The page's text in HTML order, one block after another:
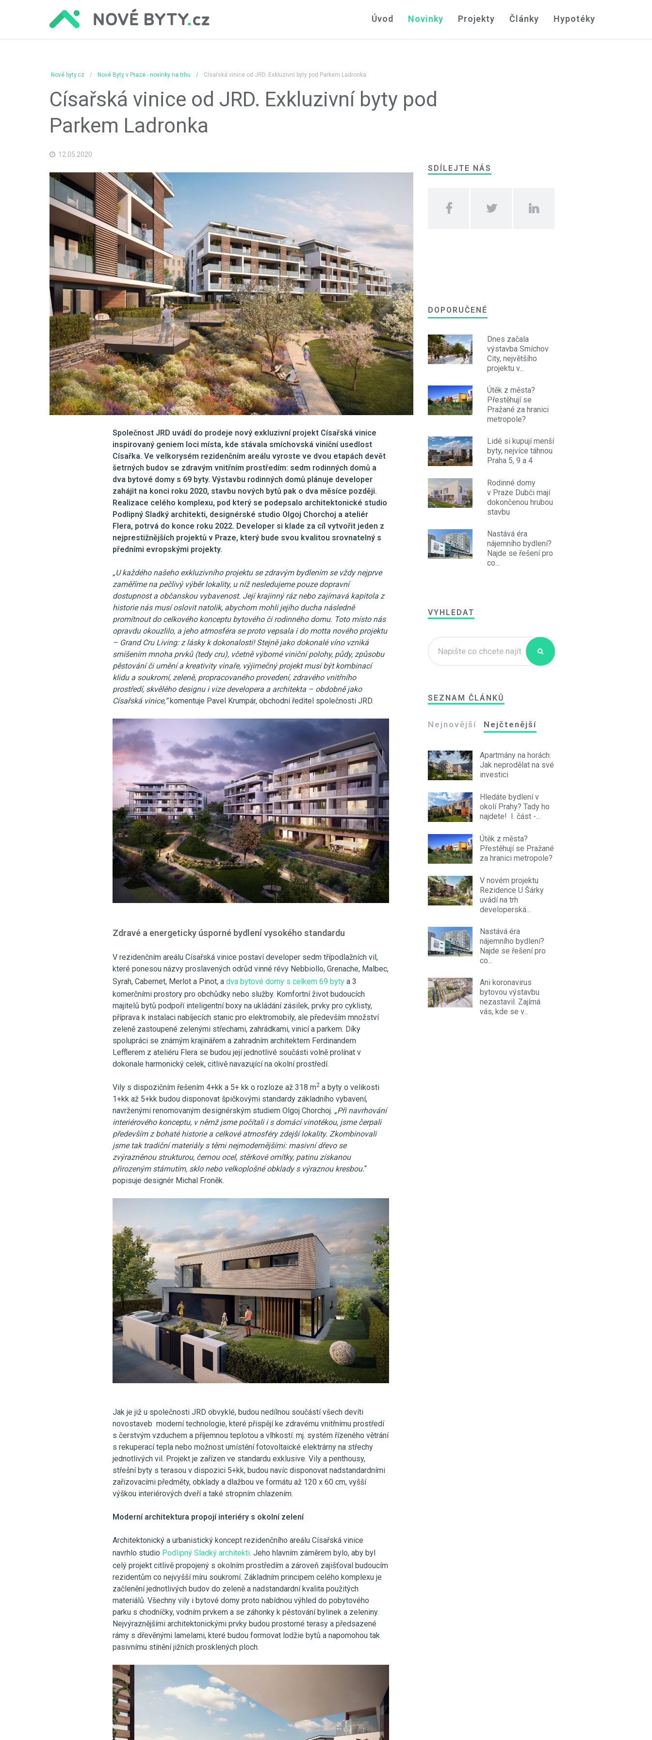
Úvod Novinky Projekty Články Hypotéky
Nové byty.cz Nové Byty v Praze - novinky na trhu Císařská vinice od JRD. Exkluzivní byty pod Parkem Ladronka
Císařská vinice od JRD. Exkluzivní byty pod
Parkem Ladronka
12.05.2020
Společnost JRD uvádí do prodeje nový exkluzivní projekt Císařská vinice
inspirovaný geniem loci místa, kde stávala smíchovská viniční usedlost
Císařka. Ve velkorysém rezidenčním areálu vyroste ve dvou etapách devět
šetrných budov se zdravým vnitřním prostředím: sedm rodinných domů a
dva bytové domy s 69 byty. Výstavbu rodinných domů plánuje developer
zahájit na konci roku 2020, stavbu nových bytů pak o dva měsíce později.
Realizace celého komplexu, pod který se podepsalo architektonické studio
Podlipný Sladký architekti, designérské studio Olgoj Chorchoj a ateliér
Flera, potrvá do konce roku 2022. Developer si klade za cíl vytvořit jeden z
nejprestižnějších projektů v Praze, který bude svou kvalitou srovnatelný s
předními evropskými projekty.
„U každého našeho exkluzivního projektu se zdravým bydlením se vždy nejprve
zaměříme na pečlivý výběr lokality, u níž nesledujeme pouze dopravní
dostupnost a občanskou vybavenost. Její krajinný ráz nebo zajímavá kapitola z
historie nás musí oslovit natolik, abychom mohli jejího ducha následně
promítnout do celkového konceptu bytového či rodinného domu. Toto místo nás
opravdu okouzlilo, a jeho atmosféra se proto vepsala i do motta nového projektu
– Grand Cru Living: z lásky k dokonalosti! Stejně jako dokonalé víno vzniká
smíšením mnoha prvků (tedy cru), včetně výborné viniční polohy, půdy, způsobu
pěstování či umění a kreativity vinaře, výjimečný projekt musí být kombinací
klidu a soukromí, zeleně, propracovaného provedení, zdravého vnitřního
prostředí, skvělého designu i vize developera a architekta – obdobně jako
Císařská vinice,“komentuje Pavel Krumpár, obchodní ředitel společnosti JRD.
Zdravé a energeticky úsporné bydlení vysokého standardu
V rezidenčním areálu Císařská vinice postaví developer sedm třípodlažních vil,
které ponesou názvy proslavených odrůd vinné révy Nebbiollo, Grenache, Malbec,
Syrah, Cabernet, Merlot a Pinot, a dva bytové domy s celkem 69 byty a 3
komerčními prostory pro obchůdky nebo služby. Komfortní život budoucích
majitelů bytů podpoří inteligentní boxy na ukládání zásilek, prvky pro cyklisty,
příprava k instalaci nabíjecích stanic pro elektromobily, ale především množství
zeleně zastoupené zelenými střechami, zahrádkami, vinicí a parkem. Díky
spolupráci se známým krajinářem a zahradním architektem Ferdinandem
Lefflerem z ateliéru Flera se budou její jednotlivé součásti volně prolínat v
dokonale harmonický celek, citlivě navazující na okolní prostředí.
Vily s dispozičním řešením 4+kk a 5+ kk o rozloze až 318 m2 a byty o velikosti
1+kk až 5+kk budou disponovat špičkovými standardy základního vybavení,
navrženými renomovaným designérským studiem Olgoj Chorchoj. „Při navrhování
interiérového konceptu, v němž jsme počítali i s domácí vinotékou, jsme čerpali
především z bohaté historie a celkové atmosféry zdejší lokality. Zkombinovali
jsme tak tradiční materiály s těmi nejmodernějšími: masivní dřevo se
zvýrazněnou strukturou, černou ocel, stěrkové omítky, patinu získanou
přirozeným stárnutím, sklo nebo velkoplošné obklady s výraznou kresbou.“
popisuje designér Michal Froněk.
Jak je již u společnosti JRD obvyklé, budou nedílnou součástí všech devíti
novostaveb moderní technologie, které přispějí ke zdravému vnitřnímu prostředí
s čerstvým vzduchem a příjemnou teplotou a vlhkostí: mj. systém řízeného větrání
s rekuperací tepla nebo možnost umístění fotovoltaické elektrárny na střechy
jednotlivých vil. Projekt je zařízen ve standardu exklusive. Vily a penthousy,
střešní byty s terasou v dispozici 5+kk, budou navíc disponovat nadstandardními
zařizovacími předměty, obklady a dlažbou ve formátu až 120 x 60 cm, vyšší
výškou interiérových dveří a také stropním chlazením.
Moderní architektura propojí interiéry s okolní zelení
Architektonický a urbanistický koncept rezidenčního areálu Císařská vinice
navrhlo studio Podlipný Sladký architekti. Jeho hlavním záměrem bylo, aby byl
celý projekt citlivě propojený s okolním prostředím a zároveň zajišťoval budoucím
rezidentům co nejvyšší míru soukromí. Základním principem celého komplexu je
začlenění jednotlivých budov do zeleně a nadstandardní kvalita použitých
materiálů. Všechny vily i bytové domy proto nabídnou výhled do pobytového
parku s chodníčky, vodním prvkem a se záhonky k pěstování bylinek a zeleniny.
Nejvýraznějšími architektonickými prvky budou prostorné terasy a předsazené
rámy s dřevěnými lamelami, které budou formovat lodžie bytů a napomohou tak
pasivnímu stínění jižních prosklených ploch.
SDÍLEJTE NÁS
DOPORUČENÉ
Dnes začala
výstavba Smíchov
City, největšího
projektu v...
Útěk z města?
Přestěhují se
Pražané za hranici
metropole?
Lidé si kupují menší
byty, nejvíce táhnou
Praha 5, 9 a 4
Rodinné domy
v Praze Dubči mají
dokončenou hrubou
stavbu
Nastává éra
nájemního bydlení?
Najde se řešení pro
co...
VYHLEDAT
SEZNAM ČLÁNKŮ
Nejnovější Nejčtenější
Apartmány na horách:
Jak neprodělat na své
investici
Hledáte bydlení v
okolí Prahy? Tady ho
najdete! I. část -...
Útěk z města?
Přestěhují se Pražané
za hranici metropole?
V novém projektu
Rezidence U Šárky
uvádí na trh
developerská...
Nastává éra
nájemního bydlení?
Najde se řešení pro
co...
Ani koronavirus
bytovou výstavbu
nezastavil. Zajímá
vás, kde se v...